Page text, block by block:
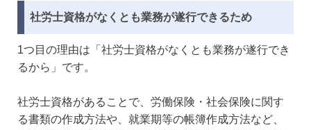
社労士資格がなくとも業務が遂行できるため
1つ目の理由は「社労士資格がなくとも業務が遂行でき
るから」です。
社労士資格があることで、労働保険・社会保険に関す
る書類の作成方法や、就業期等の帳簿作成方法など、